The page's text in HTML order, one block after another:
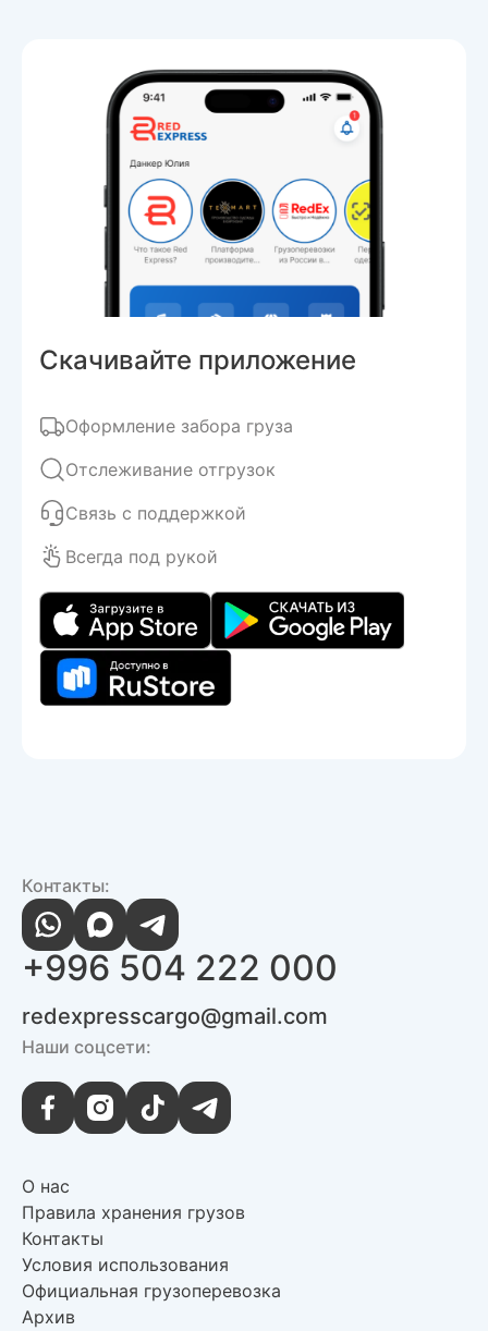
Скачивайте приложение
Оформление забора груза
Отслеживание отгрузок
Связь с поддержкой
Всегда под рукой
Наши соцсети:
Контакты:
+996 504 222 000
redexpresscargo@gmail.com
О нас
Правила хранения грузов
Контакты
Условия использования
Официальная грузоперевозка
Архив